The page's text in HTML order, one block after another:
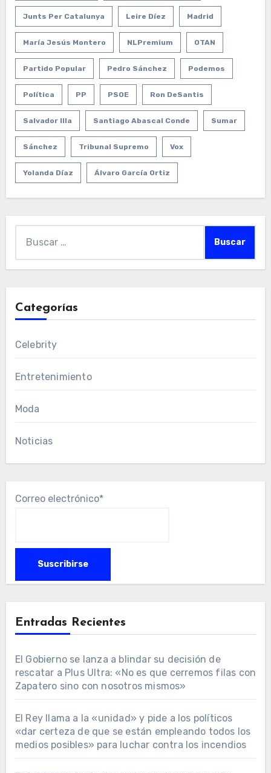
Junts Per Catalunya Leire Díez Madrid
María Jesús Montero NLPremium OTAN
Partido Popular Pedro Sánchez Podemos
Política PP PSOE Ron DeSantis
Salvador Illa Santiago Abascal Conde Sumar
Sánchez Tribunal Supremo Vox
Yolanda Díaz Álvaro García Ortiz
Categorías
Celebrity
Entretenimiento
Moda
Noticias
Correo electrónico*
Entradas Recientes
El Gobierno se lanza a blindar su decisión de
rescatar a Plus Ultra: «No es que cerremos filas con
Zapatero sino con nosotros mismos»
El Rey llama a la «unidad» y pide a los políticos
«dar certeza de que se están empleando todos los
medios posibles» para luchar contra los incendios